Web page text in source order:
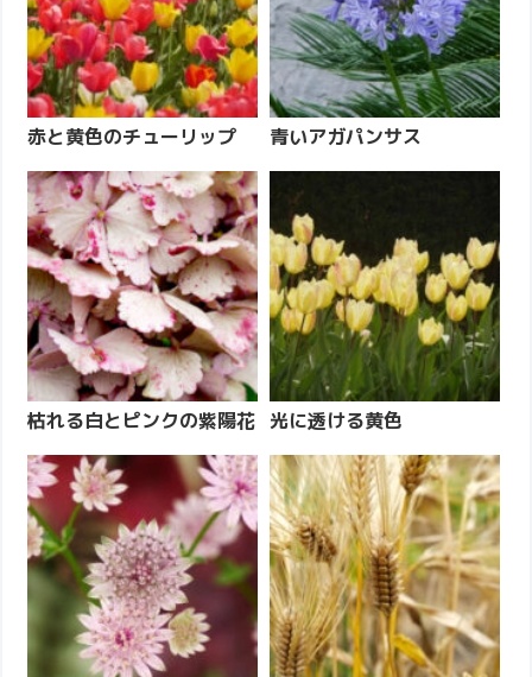
赤と黄色のチューリップ 青いアガパンサス
枯れる白とピンクの紫陽花 光に透ける黄色